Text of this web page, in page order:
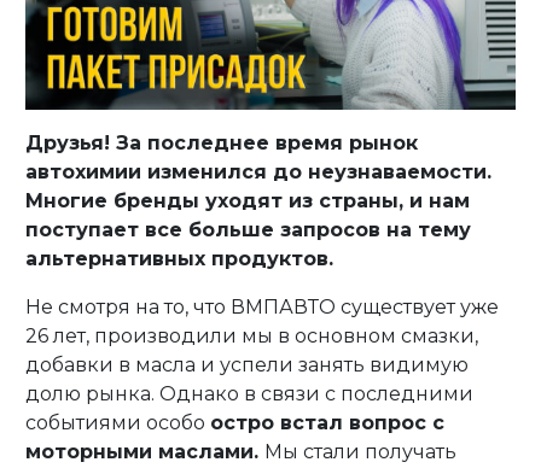
Друзья! За последнее время рынок
автохимии изменился до неузнаваемости.
Многие бренды уходят из страны, и нам
поступает все больше запросов на тему
альтернативных продуктов.
Не смотря на то, что ВМПАВТО существует уже
26 лет, производили мы в основном смазки,
добавки в масла и успели занять видимую
долю рынка. Однако в связи с последними
событиями особо остро встал вопрос с
моторными маслами. Мы стали получать